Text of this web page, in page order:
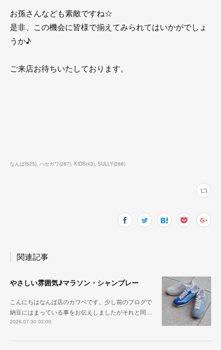
お孫さんなども素敵ですね☆
是非、この機会に皆様で揃えてみられてはいかがでしょ
うか♪
ご来店お待ちいたしております。
なんば(525) ハセガワ(287) KIDS(43) SULLY(266)
関連記事
やさしい雰囲気♪マラソン・シャンブレー
こんにちはなんば店のカワベです。少し前のブログで
納豆にはまっている事をお伝えしましたがそれと同…
2026.07.30 02:00